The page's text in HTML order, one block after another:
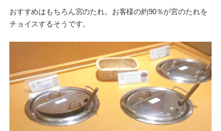
おすすめはもちろん宮のたれ。お客様の約90％が宮のたれを
チョイスするそうです。